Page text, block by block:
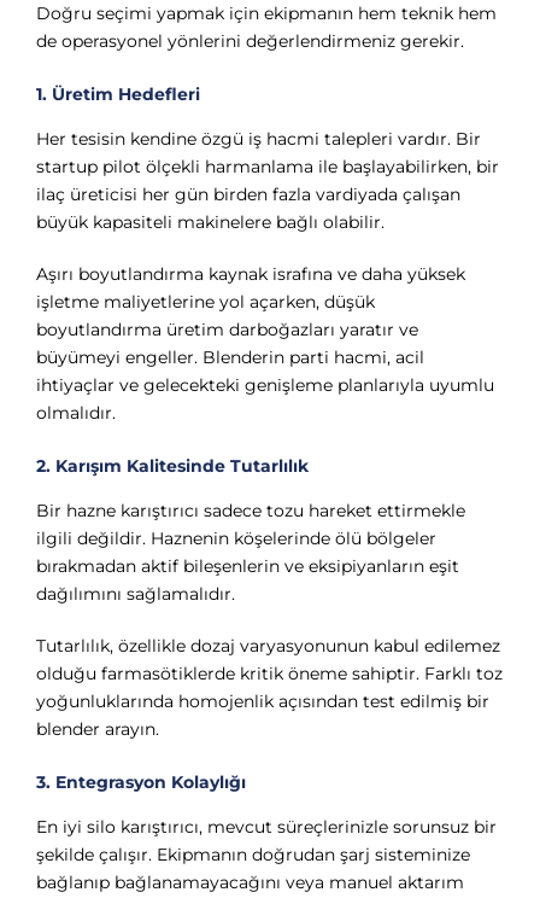
Doğru seçimi yapmak için ekipmanın hem teknik hem
de operasyonel yönlerini değerlendirmeniz gerekir.
1. Üretim Hedefleri
Her tesisin kendine özgü iş hacmi talepleri vardır. Bir
startup pilot ölçekli harmanlama ile başlayabilirken, bir
ilaç üreticisi her gün birden fazla vardiyada çalışan
büyük kapasiteli makinelere bağlı olabilir.
Aşırı boyutlandırma kaynak israfına ve daha yüksek
işletme maliyetlerine yol açarken, düşük
boyutlandırma üretim darboğazları yaratır ve
büyümeyi engeller. Blenderin parti hacmi, acil
ihtiyaçlar ve gelecekteki genişleme planlarıyla uyumlu
olmalıdır.
2. Karışım Kalitesinde Tutarlılık
Bir hazne karıştırıcı sadece tozu hareket ettirmekle
ilgili değildir. Haznenin köşelerinde ölü bölgeler
bırakmadan aktif bileşenlerin ve eksipiyanların eşit
dağılımını sağlamalıdır.
Tutarlılık, özellikle dozaj varyasyonunun kabul edilemez
olduğu farmasötiklerde kritik öneme sahiptir. Farklı toz
yoğunluklarında homojenlik açısından test edilmiş bir
blender arayın.
3. Entegrasyon Kolaylığı
En iyi silo karıştırıcı, mevcut süreçlerinizle sorunsuz bir
şekilde çalışır. Ekipmanın doğrudan şarj sisteminize
bağlanıp bağlanamayacağını veya manuel aktarım